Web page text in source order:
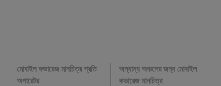
মোবাইল কভারেজ মানচিত্র প্রতি
অপারেটর
অন্যান্য অঞ্চলের জন্য মোবাইল
কভারেজ মানচিত্র